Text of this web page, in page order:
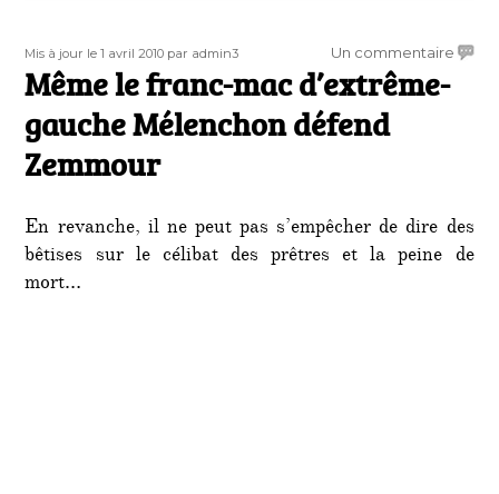
Publié
le
Mis à jour le 1 avril 2010 Auteur
par admin3 Un commentairesur
Même le franc-mac d’extrême-
gauche Mélenchon défend
Zemmour
En revanche, il ne peut pas s’empêcher de dire des
bêtises sur le célibat des prêtres et la peine de
mort…